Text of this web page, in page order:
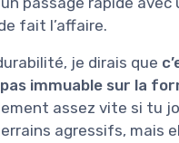
fait l’affaire.
je dirais que
immuable sur la
assez vite si tu
agressifs, mais